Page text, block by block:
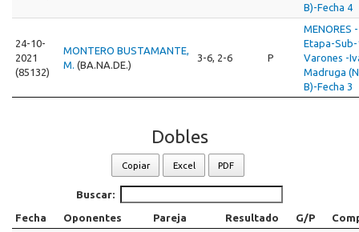
B)-Fecha 4
24-10-
2021
(85132)
MONTERO BUSTAMANTE,
M. (BA.NA.DE.)
3-6, 2-6 P
MENORES
Etapa-Sub-
Varones -
Madruga
B)-Fecha 3
Dobles
Copiar Excel PDF
Buscar:
Fecha Oponentes Pareja Resultado G/P